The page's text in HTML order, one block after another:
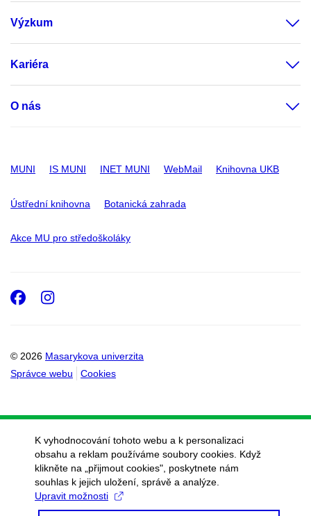
Výzkum
Kariéra
O nás
MUNI IS MUNI INET MUNI WebMail Knihovna UKB
Ústřední knihovna Botanická zahrada
Akce MU pro středoškoláky
© 2026 Masarykova univerzita
Správce webu
Cookies
Facebook
Instagram
K vyhodnocování tohoto webu a k personalizaci
obsahu a reklam používáme soubory cookies. Když
klikněte na „přijmout cookies", poskytnete nám
souhlas k jejich uložení, správě a analýze.
Upravit možnosti